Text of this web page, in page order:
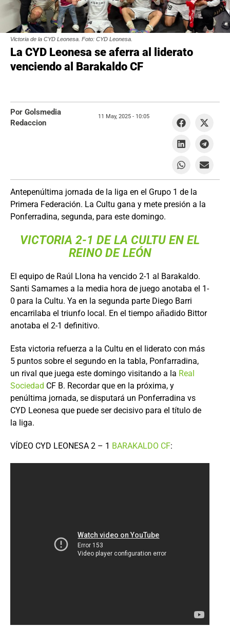
Victoria de la CYD Leonesa. Foto: CYD Leonesa.
La CYD Leonesa se aferra al liderato
venciendo al Barakaldo CF
Antepenúltima jornada de la liga en el Grupo 1 de la
Primera Federación. La Cultu gana y mete presión a la
Ponferradina, segunda, para este domingo.
VICTORIA 2-1 DE LA CULTU EN EL
REINO DE LEÓN
El equipo de Raúl Llona ha vencido 2-1 al Barakaldo.
Santi Samames a la media hora de juego anotaba el 1-
0 para la Cultu. Ya en la segunda parte Diego Barri
encarrilaba el triunfo local. En el tiempo añadido Bittor
anotaba el 2-1 definitivo.
Esta victoria refuerza a la Cultu en el liderato con más
5 puntos sobre el segundo en la tabla, Ponfarradina,
un rival que juega este domingo visitando a la Real
Sociedad CF B. Recordar que en la próxima, y
penúltima jornada, se disputará un Ponferradina vs
CYD Leonesa que puede ser decisivo para el título de
la liga.
VÍDEO CYD LEONESA 2 – 1 BARAKALDO CF:
Por Golsmedia
Redaccion
11 May, 2025 - 10:05